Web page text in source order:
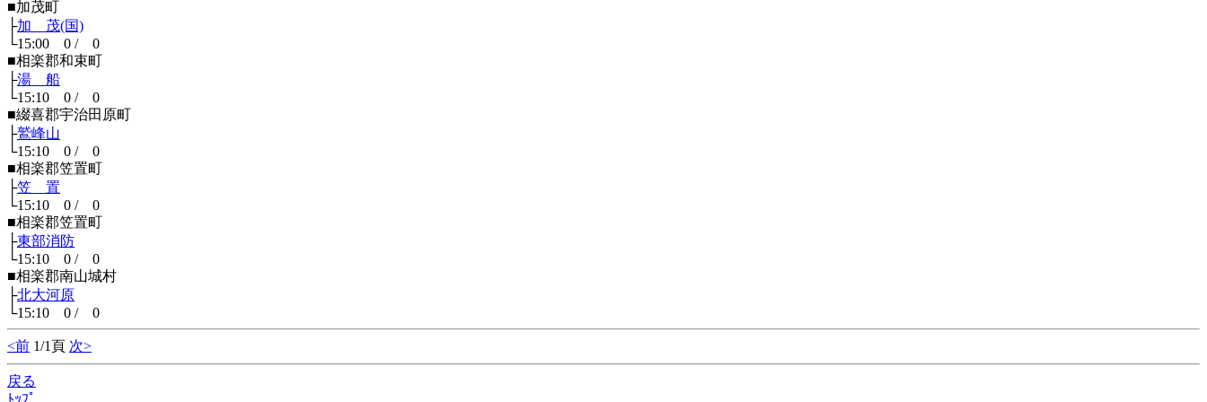
■加茂町
├加 茂(国)
└15:00 0 / 0
■相楽郡和束町
├湯 船
└15:10 0 / 0
■綴喜郡宇治田原町
├鷲峰山
└15:10 0 / 0
■相楽郡笠置町
├笠 置
└15:10 0 / 0
■相楽郡笠置町
├東部消防
└15:10 0 / 0
■相楽郡南山城村
├北大河原
└15:10 0 / 0
<前 1/1頁 次>
戻る
ﾄｯﾌﾟ